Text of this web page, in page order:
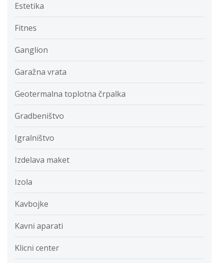
Estetika
Fitnes
Ganglion
Garažna vrata
Geotermalna toplotna črpalka
Gradbeništvo
Igralništvo
Izdelava maket
Izola
Kavbojke
Kavni aparati
Klicni center